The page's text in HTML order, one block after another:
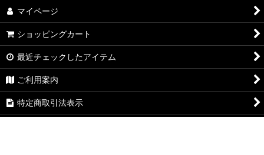
マイページ
ショッピングカート
最近チェックしたアイテム
ご利用案内
特定商取引法表示